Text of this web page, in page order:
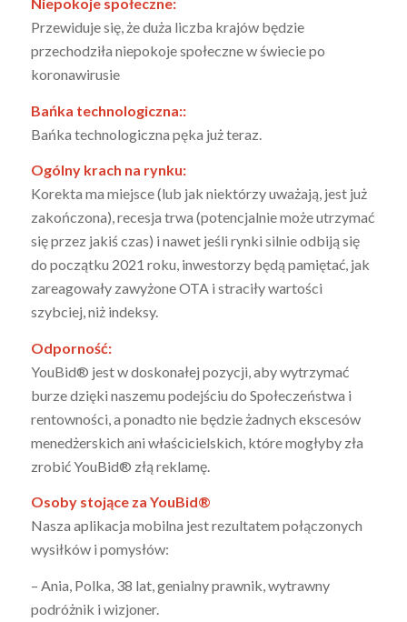
Przewiduje się, że duża liczba krajów będzie
przechodziła niepokoje społeczne w świecie po
koronawirusie
Bańka technologiczna::
Bańka technologiczna pęka już teraz.
Ogólny krach na rynku:
Korekta ma miejsce (lub jak niektórzy uważają, jest już
zakończona), recesja trwa (potencjalnie może utrzymać
się przez jakiś czas) i nawet jeśli rynki silnie odbiją się
do początku 2021 roku, inwestorzy będą pamiętać, jak
zareagowały zawyżone OTA i straciły wartości
szybciej, niż indeksy.
Odporność:
YouBid® jest w doskonałej pozycji, aby wytrzymać
burze dzięki naszemu podejściu do Społeczeństwa i
rentowności, a ponadto nie będzie żadnych ekscesów
menedżerskich ani właścicielskich, które mogłyby zła
zrobić YouBid® złą reklamę.
Osoby stojące za YouBid®
Nasza aplikacja mobilna jest rezultatem połączonych
wysiłków i pomysłów:
– Ania, Polka, 38 lat, genialny prawnik, wytrawny
podróżnik i wizjoner.